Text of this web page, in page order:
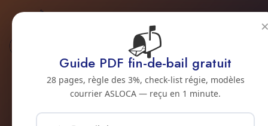
Habitat spécifique
Nettoyage loft
industriel à Vevey
📬
Guide PDF fin-de-bail gratuit
28 pages, règle des 3%, check-list régie, modèles
courrier ASLOCA — reçu en 1 minute.